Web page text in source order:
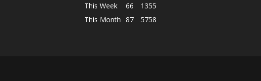
This Week
66
1355
This Month 87 5758